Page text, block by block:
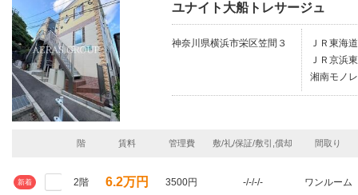
ユナイト大船トレサージュ
神奈川県横浜市栄区笠間３
ＪＲ東海
ＪＲ京浜
湘南モノ
階 賃料 管理費 敷/礼/保証/敷引,償却 間取り
新着 2階 6.2万円 3500円 -/-/-/- ワンルーム